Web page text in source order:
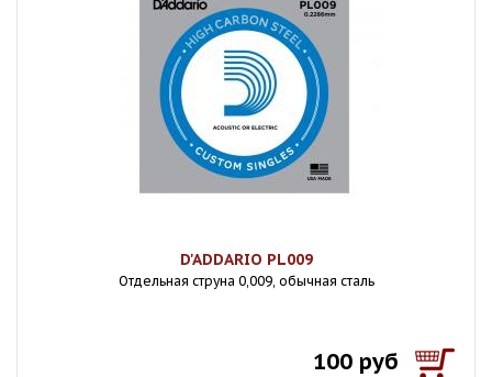
D'ADDARIO PL009
Отдельная струна 0,009, обычная сталь
100 руб